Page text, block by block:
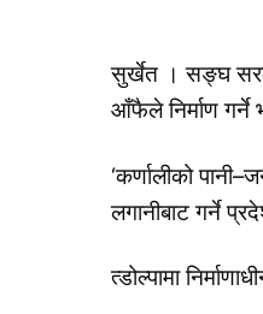
सुर्खेत । सङ्घ
आँफैले निर्माण गर्ने
‘कर्णालीको
लगानीबाट गर्ने
त्डोल्पामा